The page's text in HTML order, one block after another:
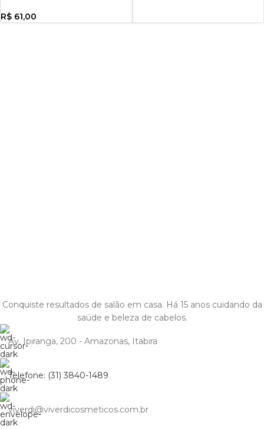
R$ 61,00
Conquiste resultados de salão em casa. Há 15 anos cuidando da
saúde e beleza de cabelos.
Av. Ipiranga, 200 - Amazonas, Itabira
Telefone: (31) 3840-1489
viverdi@viverdicosmeticos.com.br